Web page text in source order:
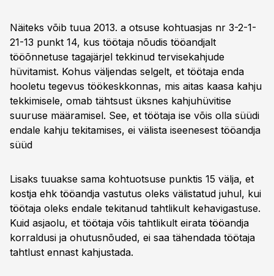
Näiteks võib tuua 2013. a otsuse kohtuasjas nr 3-2-1-
21-13 punkt 14, kus töötaja nõudis tööandjalt
tööõnnetuse tagajärjel tekkinud tervisekahjude
hüvitamist. Kohus väljendas selgelt, et töötaja enda
hooletu tegevus töökeskkonnas, mis aitas kaasa kahju
tekkimisele, omab tähtsust üksnes kahjuhüvitise
suuruse määramisel. See, et töötaja ise võis olla süüdi
endale kahju tekitamises, ei välista iseenesest tööandja
süüd
Lisaks tuuakse sama kohtuotsuse punktis 15 välja, et
kostja ehk tööandja vastutus oleks välistatud juhul, kui
töötaja oleks endale tekitanud tahtlikult kehavigastuse.
Kuid asjaolu, et töötaja võis tahtlikult eirata tööandja
korraldusi ja ohutusnõuded, ei saa tähendada töötaja
tahtlust ennast kahjustada.